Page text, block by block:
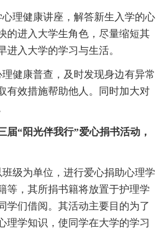
理健康讲座，解答新生入学的心
的进入大学生角色，尽量缩短其
进入大学的学习与生活。
健康普查，及时发现身边有异常
有效措施帮助他人。同时加大对
届“阳光伴我行”爱心捐书活动，
级为单位，进行爱心捐助心理学
等，其所捐书籍将放置于护理学
学们借阅。其活动主要目的为了
理学知识，使同学在大学的学习